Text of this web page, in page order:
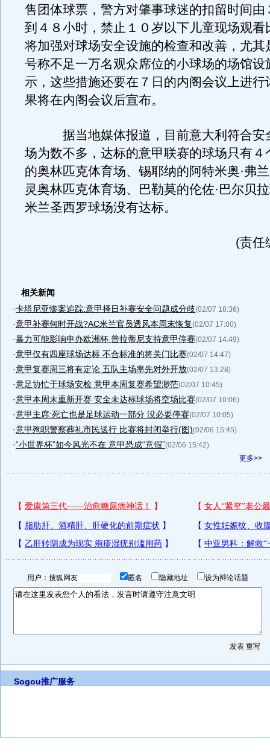
售团体球票，警方对肇事球迷的扣留时间由
到４８小时，禁止１０岁以下儿童现场观看
将加强对球场安全设施的检查和改善，尤其
号称不足一万名观众席位的小球场的场馆设
示，这些措施还要在７日的内阁会议上进行
果将在内阁会议后宣布。
据当地媒体报道，目前意大利符合安
场为数不多，达标的意甲联赛的球场只有４
的奥林匹克体育场、锡耶纳的阿特米奥·弗
灵奥林匹克体育场、巴勒莫的伦佐·巴尔贝
米兰圣西罗球场没有达标。
(责任
相关新闻
·卡塔尼亚惨案追踪:意甲择日补赛安全问题成分歧(02/07 18:36)
·意甲补赛何时开战?AC米兰官员透风本周末恢复(02/07 17:00)
·暴力可能影响申办欧洲杯 普拉蒂尼支持意甲停赛(02/07 14:49)
·意甲仅有四座球场达标 不合标准的将关门比赛(02/07 14:47)
·意甲复赛周三将有定论 五队主场率先对外开放(02/07 13:28)
·意足协忙于球场安检 意甲本周复赛希望渺茫(02/07 10:45)
·意甲本周末重新开赛 安全未达标球场将空场比赛(02/07 10:06)
·意甲主席:死亡也是足球运动一部分 没必要停赛(02/07 10:05)
·意甲殉职警察葬礼市民送行 比赛将封闭举行(图)(02/06 15:45)
·“小世界杯”如今风光不在 意甲恐成“意假”(02/06 15:42)
更多>>
用户： 匿名 隐藏地址 设为辩论话题
Sogou推广服务